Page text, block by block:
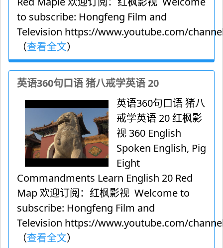
to subscribe: Hongfeng Film and
Television https://www.youtube.com/
（查看全文）
英语360句口语 猪八戒学英语 20
英语360句口语 猪八
戒学英语 20 红枫影
视 360 English
Spoken English, Pig
Eight
Commandments Learn English 20 Red
Map 欢迎订阅：红枫影视 Welcome to
subscribe: Hongfeng Film and
Television https://www.youtube.com/
（查看全文）